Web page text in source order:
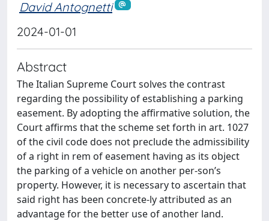
David Antognetti
2024-01-01
Abstract
The Italian Supreme Court solves the contrast
regarding the possibility of establishing a parking
easement. By adopting the affirmative solution, the
Court affirms that the scheme set forth in art. 1027
of the civil code does not preclude the admissibility
of a right in rem of easement having as its object
the parking of a vehicle on another per-son’s
property. However, it is necessary to ascertain that
said right has been concrete-ly attributed as an
advantage for the better use of another land.